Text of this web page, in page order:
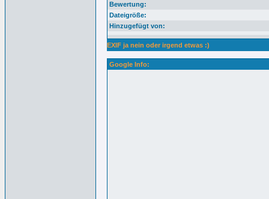
Bewertung:
Dateigröße:
Hinzugefügt von:
EXIF ja nein oder irgend etwas :)
Google Info: